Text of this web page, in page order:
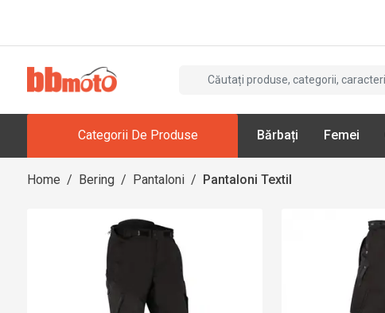
Categorii De Produse Bărbați Femei
Home / Bering / Pantaloni / Pantaloni Textil